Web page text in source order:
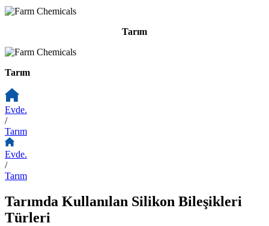
Tarım
Tarım
Evde.
/
Tarım
Evde.
/
Tarım
Tarımda Kullanılan Silikon Bileşikleri
Türleri